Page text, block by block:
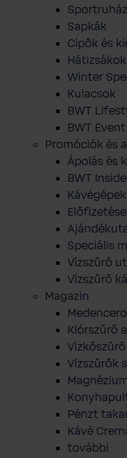
Sapkák
Cipők és
Winter
Kulacsok
BWT
BWT
Promóciók és
Ápolás és
BWT Inside
Kávégépek
Speciális
Vízszűrő
Vízszűrő
Magazin
Klórszűrő
Vízszűrők
Pénzt
Kávé
további